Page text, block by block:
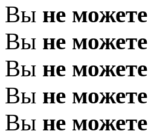
Вы не можете
Вы не можете
Вы не можете
Вы не можете
Вы не можете